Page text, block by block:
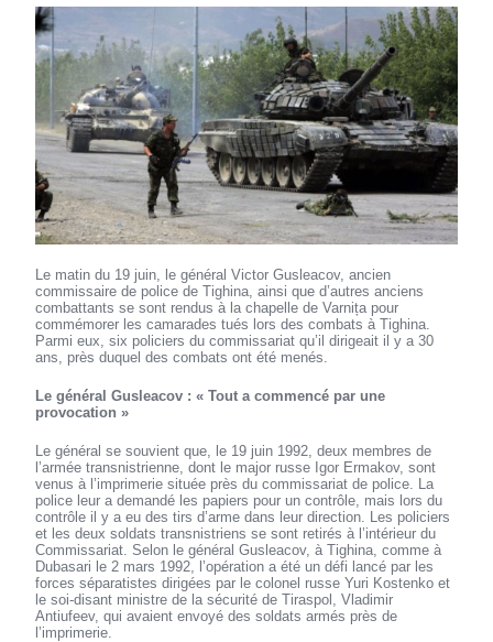
Le matin du 19 juin, le général Victor Gusleacov, ancien
commissaire de police de Tighina, ainsi que d’autres anciens
combattants se sont rendus à la chapelle de Varnița pour
commémorer les camarades tués lors des combats à Tighina.
Parmi eux, six policiers du commissariat qu’il dirigeait il y a 30
ans, près duquel des combats ont été menés.
Le général Gusleacov : « Tout a commencé par une
provocation »
Le général se souvient que, le 19 juin 1992, deux membres de
l’armée transnistrienne, dont le major russe Igor Ermakov, sont
venus à l’imprimerie située près du commissariat de police. La
police leur a demandé les papiers pour un contrôle, mais lors du
contrôle il y a eu des tirs d’arme dans leur direction. Les policiers
et les deux soldats transnistriens se sont retirés à l’intérieur du
Commissariat. Selon le général Gusleacov, à Tighina, comme à
Dubasari le 2 mars 1992, l’opération a été un défi lancé par les
forces séparatistes dirigées par le colonel russe Yuri Kostenko et
le soi-disant ministre de la sécurité de Tiraspol, Vladimir
Antiufeev, qui avaient envoyé des soldats armés près de
l’imprimerie.